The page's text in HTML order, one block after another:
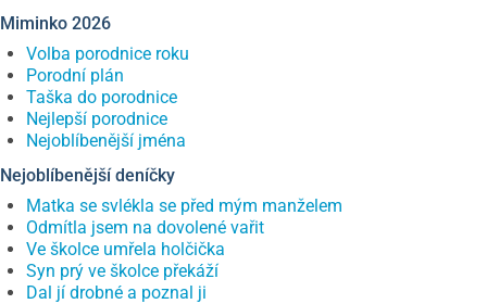
Miminko 2026
Volba porodnice roku
Porodní plán
Taška do porodnice
Nejlepší porodnice
Nejoblíbenější jména
Nejoblíbenější deníčky
Matka se svlékla se před mým manželem
Odmítla jsem na dovolené vařit
Ve školce umřela holčička
Syn prý ve školce překáží
Dal jí drobné a poznal ji